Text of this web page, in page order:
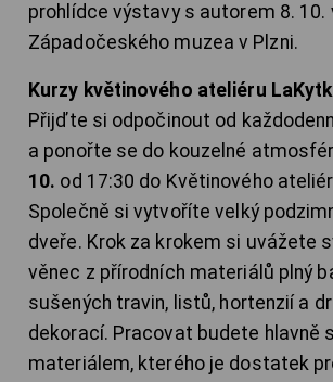
prohlídce výstavy s autorem 8. 10.
Západočeského muzea v Plzni.
Kurzy květinového ateliéru
Přijďte si odpočinout od
a ponořte se do kouzelné
10. od 17:30 do Květinového
Společně si vytvoříte velký
dveře. Krok za krokem si uvážete
věnec z přírodních materiálů plný
sušených travin, listů, hortenzií a
dekorací. Pracovat budete hlavně
materiálem, kterého je dostatek